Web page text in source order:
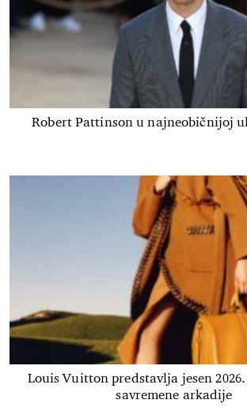
Robert Pattinson u najneobičnijoj
Louis Vuitton predstavlja jesen
savremene arkadije